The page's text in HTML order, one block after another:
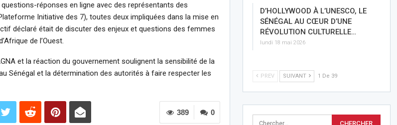
questions-réponses en ligne avec des représentants des
Initiative des 7), toutes deux impliquées dans la mise en
déclaré était de discuter des enjeux et questions des femmes
de l’Ouest.
et la réaction du gouvernement soulignent la sensibilité de la
Sénégal et la détermination des autorités à faire respecter les
0
389
D’HOLLYWOOD À L’UNESCO, LE
SÉNÉGAL AU CŒUR D’UNE
RÉVOLUTION CULTURELLE…
lundi 18 mai 2026
PREV SUIVANT 1 De 39